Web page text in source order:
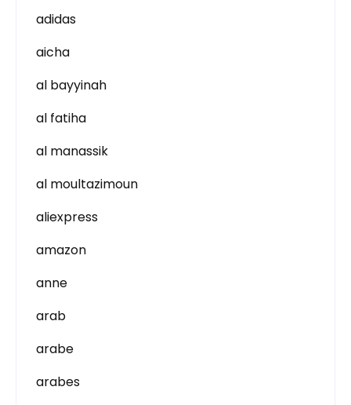
adidas
aicha
al bayyinah
al fatiha
al manassik
al moultazimoun
aliexpress
amazon
anne
arab
arabe
arabes